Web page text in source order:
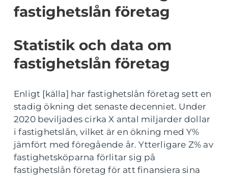
fastighetslån företag
Statistik och data om
fastighetslån företag
Enligt [källa] har fastighetslån företag sett en
stadig ökning det senaste decenniet. Under
2020 beviljades cirka X antal miljarder dollar
i fastighetslån, vilket är en ökning med Y%
jämfört med föregående år. Ytterligare Z% av
fastighetsköparna förlitar sig på
fastighetslån företag för att finansiera sina